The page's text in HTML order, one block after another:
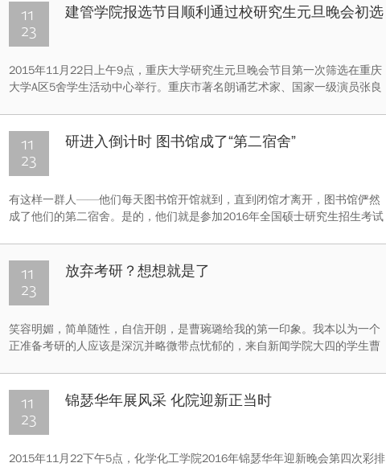
11
23
建管学院报选节目顺利通过校研究生元旦晚会初选
2015年11月22日上午9点，重庆大学研究生元旦晚会节目第一次筛选在重庆
大学A区5舍学生活动中心举行。重庆市著名朗诵艺术家、国家一级演员张良
的评委。
11
23
研进入倒计时 图书馆成了“第二宿舍”
有这样一群人——他们每天图书馆开馆就到，直到闭馆才离开，图书馆俨然
成了他们的第二宿舍。是的，他们就是参加2016年全国硕士研究生招生考试
11
23
放弃考研？想想就是了
笑容明媚，简单随性，自信开朗，是曹琬璐给我的第一印象。我本以为一个
正准备考研的人应该是深沉并略微带点忧郁的，来自新闻学院大四的学生曹
11
23
锦瑟华年展风采 化院迎新正当时
2015年11月22下午5点，化学化工学院2016年锦瑟华年迎新晚会第四次彩排